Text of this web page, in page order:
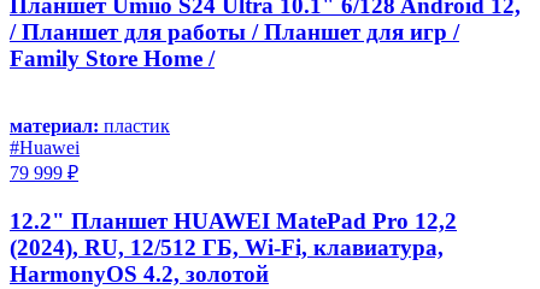
/ Планшет для работы / Планшет для игр /
Family Store Home /
материал: пластик
#Huawei
79 999 ₽
12.2" Планшет HUAWEI MatePad Pro 12,2
(2024), RU, 12/512 ГБ, Wi-Fi, клавиатура,
HarmonyOS 4.2, золотой